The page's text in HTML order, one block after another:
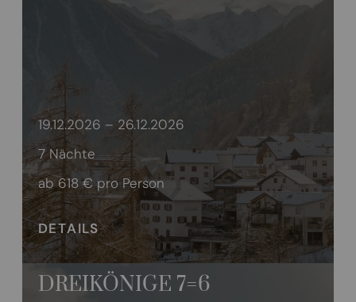
19.12.2026 – 26.12.2026
7 Nächte
ab 618 €pro Person
DETAILS
DREIKÖNIGE 7=6